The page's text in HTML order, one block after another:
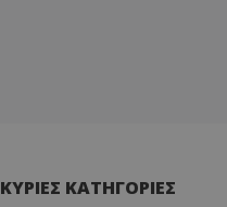
ΚΥΡΙΕΣ ΚΑΤΗΓΟΡΙΕΣ